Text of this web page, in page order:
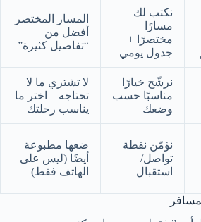
نكتب لك
مسارًا
مختصرًا +
جدول يومي
المسار المختصر
أفضل من
“تفاصيل كثيرة”
نرشّح خيارًا
مناسبًا حسب
وضعك
لا تشتري ما لا
تحتاجه—اختر ما
يناسب رحلتك
نؤمّن نقطة
تواصل/
استقبال
ضعها مطبوعة
أيضًا (ليس على
الهاتف فقط)